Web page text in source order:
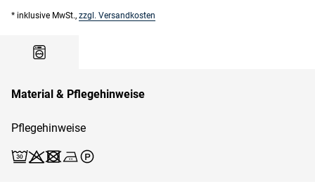
* inklusive MwSt., zzgl. Versandkosten
Material & Pflegehinweise
Pflegehinweise